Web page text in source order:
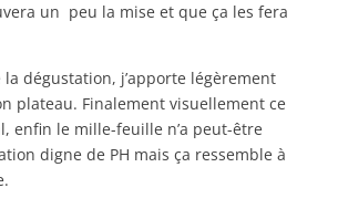
un peu la mise et que ça les fera
dégustation, j’apporte légèrement
plateau. Finalement visuellement ce
enfin le mille-feuille n’a peut-être
digne de PH mais ça ressemble à